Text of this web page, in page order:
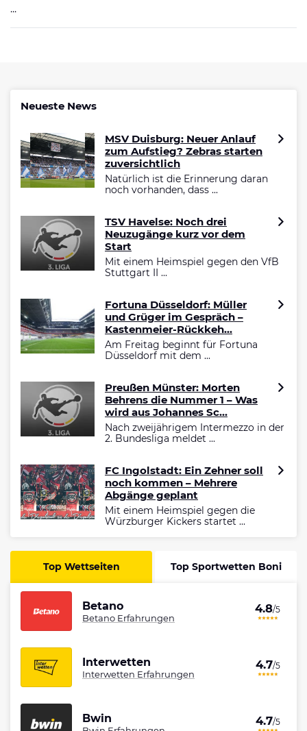
...
Neueste News
MSV Duisburg: Neuer Anlauf
zum Aufstieg? Zebras starten
zuversichtlich
Natürlich ist die Erinnerung daran
noch vorhanden, dass ...
TSV Havelse: Noch drei
Neuzugänge kurz vor dem
Start
Mit einem Heimspiel gegen den VfB
Stuttgart II ...
Fortuna Düsseldorf: Müller
und Grüger im Gespräch –
Kastenmeier-Rückkeh...
Am Freitag beginnt für Fortuna
Düsseldorf mit dem ...
Preußen Münster: Morten
Behrens die Nummer 1 – Was
wird aus Johannes Sc...
Nach zweijährigem Intermezzo in der
2. Bundesliga meldet ...
FC Ingolstadt: Ein Zehner soll
noch kommen – Mehrere
Abgänge geplant
Mit einem Heimspiel gegen die
Würzburger Kickers startet ...
Top Wettseiten Top Sportwetten Boni
Betano
Betano Erfahrungen
4.8/5
Interwetten
Interwetten Erfahrungen
4.7/5
Bwin 4.7/5